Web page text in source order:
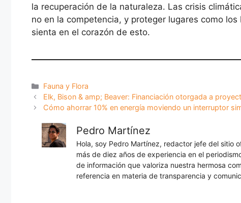
la recuperación de la naturaleza. Las crisis
no en la competencia, y proteger lugares como
sienta en el corazón de esto.
Categorías
Fauna y Flora
Elk, Bison & amp; Beaver: Financiación otorgada a
Cómo ahorrar 10% en energía moviendo un interruptor
Pedro Martínez
Hola, soy Pedro Martínez, redactor jefe del sitio
más de diez años de experiencia en el
de información que valoriza nuestra hermosa
referencia en materia de transparencia y